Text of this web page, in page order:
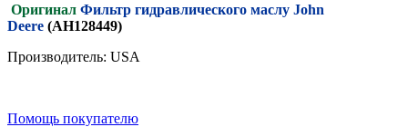
Оригинал Фильтр гидравлического маслу John
Deere (AH128449)
Производитель: USA
Помощь покупателю